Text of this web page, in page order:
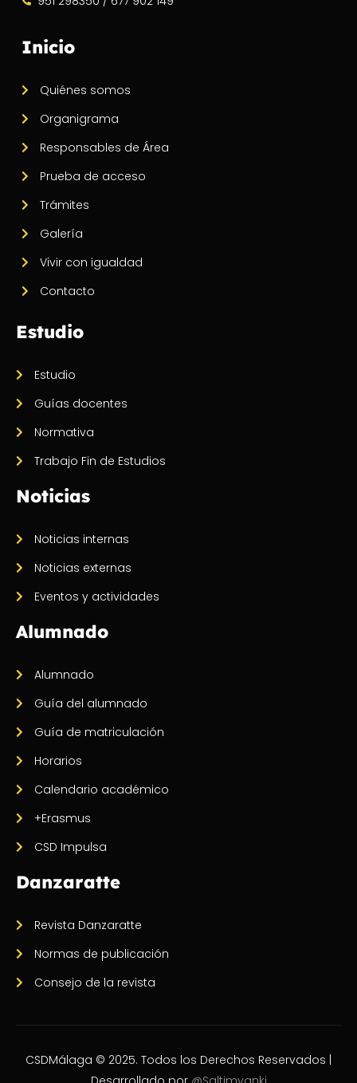
Inicio
Quiénes somos
Organigrama
Responsables de Área
Prueba de acceso
Trámites
Galería
Vivir con igualdad
Contacto
Estudio
Estudio
Guías docentes
Normativa
Trabajo Fin de Estudios
Noticias
Noticias internas
Noticias externas
Eventos y actividades
Alumnado
Alumnado
Guía del alumnado
Guía de matriculación
Horarios
Calendario académico
+Erasmus
CSD Impulsa
Danzaratte
Revista Danzaratte
Normas de publicación
Consejo de la revista
CSDMálaga © 2025. Todos los Derechos Reservados |